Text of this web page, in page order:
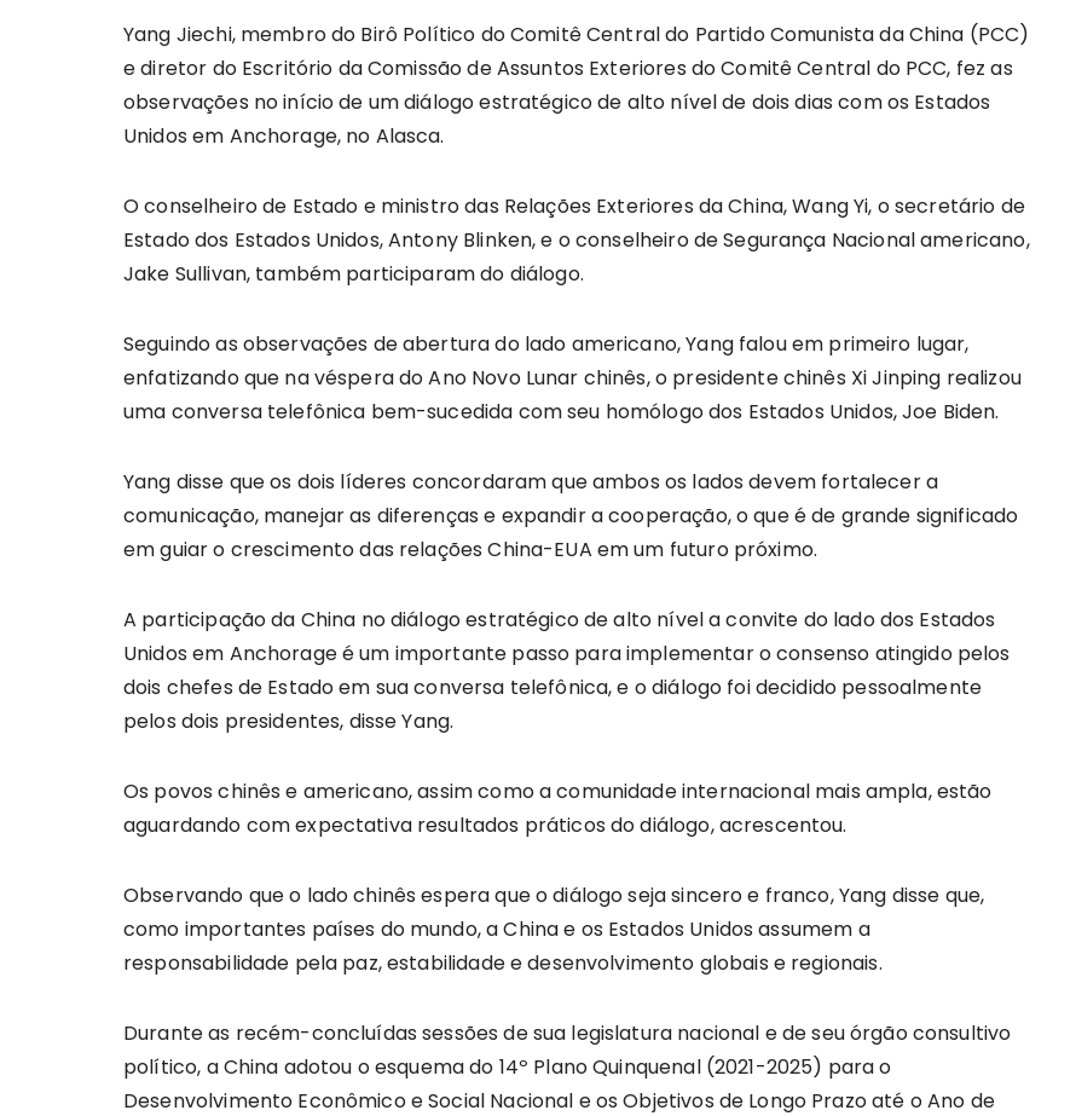
Yang Jiechi, membro do Birô Político do Comitê Central do Partido Comunista da China (PCC)
e diretor do Escritório da Comissão de Assuntos Exteriores do Comitê Central do PCC, fez as
observações no início de um diálogo estratégico de alto nível de dois dias com os Estados
Unidos em Anchorage, no Alasca.
O conselheiro de Estado e ministro das Relações Exteriores da China, Wang Yi, o secretário de
Estado dos Estados Unidos, Antony Blinken, e o conselheiro de Segurança Nacional americano,
Jake Sullivan, também participaram do diálogo.
Seguindo as observações de abertura do lado americano, Yang falou em primeiro lugar,
enfatizando que na véspera do Ano Novo Lunar chinês, o presidente chinês Xi Jinping realizou
uma conversa telefônica bem-sucedida com seu homólogo dos Estados Unidos, Joe Biden.
Yang disse que os dois líderes concordaram que ambos os lados devem fortalecer a
comunicação, manejar as diferenças e expandir a cooperação, o que é de grande significado
em guiar o crescimento das relações China-EUA em um futuro próximo.
A participação da China no diálogo estratégico de alto nível a convite do lado dos Estados
Unidos em Anchorage é um importante passo para implementar o consenso atingido pelos
dois chefes de Estado em sua conversa telefônica, e o diálogo foi decidido pessoalmente
pelos dois presidentes, disse Yang.
Os povos chinês e americano, assim como a comunidade internacional mais ampla, estão
aguardando com expectativa resultados práticos do diálogo, acrescentou.
Observando que o lado chinês espera que o diálogo seja sincero e franco, Yang disse que,
como importantes países do mundo, a China e os Estados Unidos assumem a
responsabilidade pela paz, estabilidade e desenvolvimento globais e regionais.
Durante as recém-concluídas sessões de sua legislatura nacional e de seu órgão consultivo
político, a China adotou o esquema do 14º Plano Quinquenal (2021-2025) para o
Desenvolvimento Econômico e Social Nacional e os Objetivos de Longo Prazo até o Ano de